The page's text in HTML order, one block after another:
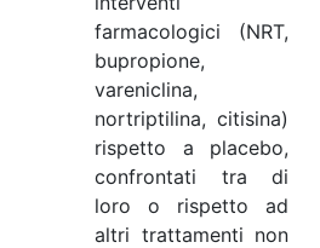
farmacologici (NRT,
bupropione,
vareniclina,
nortriptilina, citisina)
rispetto a placebo,
confrontati tra di
loro o rispetto ad
altri trattamenti non